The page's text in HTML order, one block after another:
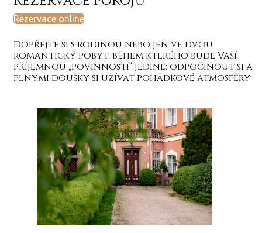
Rezervace online
Dopřejte si s rodinou nebo jen ve dvou
romantický pobyt, během kterého bude Vaší
příjemnou „povinností“ jediné: odpočinout si a
plnými doušky si užívat pohádkové atmosféry.